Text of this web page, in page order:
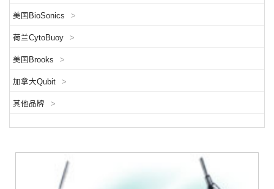
美国BioSonics >
荷兰CytoBuoy >
美国Brooks >
加拿大Qubit >
其他品牌 >